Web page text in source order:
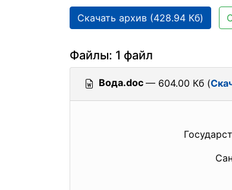
Скачать архив (428.94 Кб)
Файлы: 1 файл
Вода.doc — 604.00 Кб (